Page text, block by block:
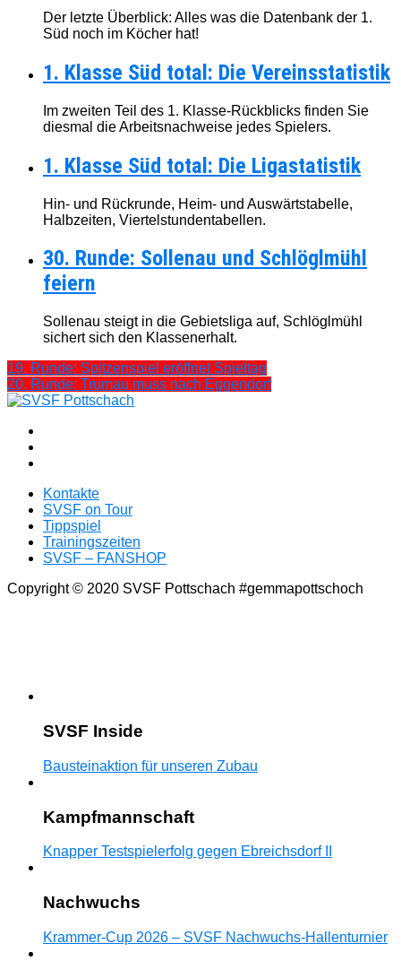
Der letzte Überblick: Alles was die Datenbank der 1.
Süd noch im Köcher hat!
1. Klasse Süd total: Die Vereinsstatistik
Im zweiten Teil des 1. Klasse-Rückblicks finden Sie
diesmal die Arbeitsnachweise jedes Spielers.
1. Klasse Süd total: Die Ligastatistik
Hin- und Rückrunde, Heim- und Auswärtstabelle,
Halbzeiten, Viertelstundentabellen.
30. Runde: Sollenau und Schlöglmühl
feiern
Sollenau steigt in die Gebietsliga auf, Schlöglmühl
sichert sich den Klassenerhalt.
19. Runde: Spitzenspiel eröffnet Spieltag
20. Runde: Trumau muss nach Eggendorf
Kontakte
SVSF on Tour
Tippspiel
Trainingszeiten
SVSF – FANSHOP
Copyright © 2020 SVSF Pottschach #gemmapottschoch
SVSF Inside
Bausteinaktion für unseren Zubau
Kampfmannschaft
Knapper Testspielerfolg gegen Ebreichsdorf II
Nachwuchs
Krammer-Cup 2026 – SVSF Nachwuchs-Hallenturnier